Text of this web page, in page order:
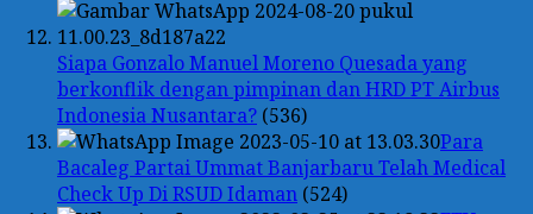
Siapa Gonzalo Manuel Moreno Quesada yang
berkonflik dengan pimpinan dan HRD PT Airbus
Indonesia Nusantara? (536)
Para
Bacaleg Partai Ummat Banjarbaru Telah Medical
Check Up Di RSUD Idaman (524)